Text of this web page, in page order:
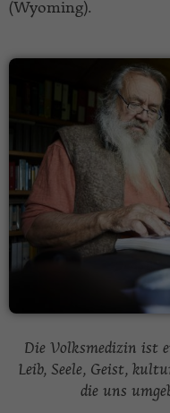
(Wyoming).
Die Volksmedizin ist
Leib, Seele, Geist,
die uns